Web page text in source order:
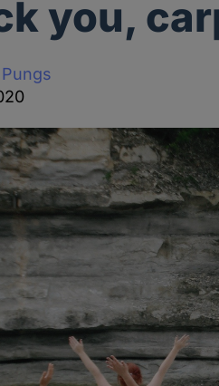
you,